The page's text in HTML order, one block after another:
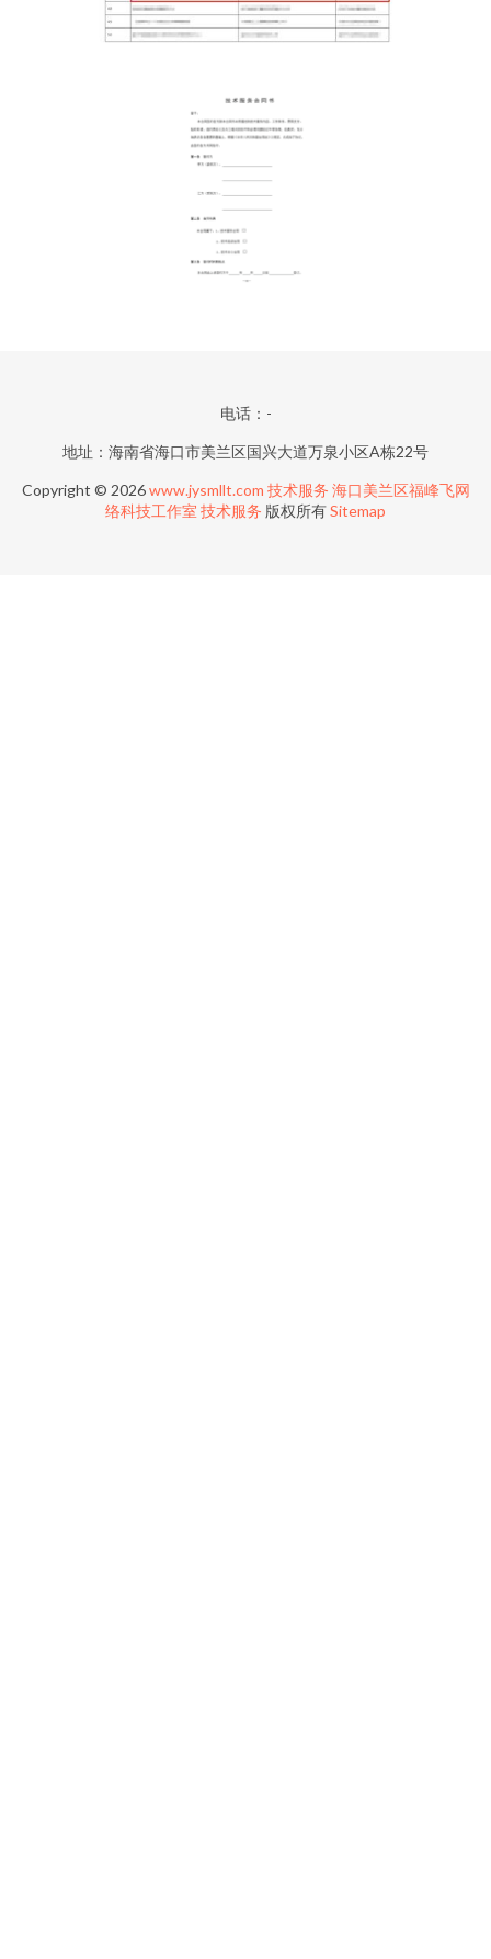
电话：-
地址：海南省海口市美兰区国兴大道万泉小区A栋22号
Copyright © 2026www.jysmllt.com 技术服务 海口美兰区福峰飞网
络科技工作室 技术服务 版权所有Sitemap